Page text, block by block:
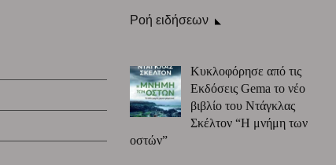
Ροή ειδήσεων
Κυκλοφόρησε από τις
Εκδόσεις Gema το νέο
βιβλίο του Ντάγκλας
Σκέλτον “Η μνήμη των
οστών”